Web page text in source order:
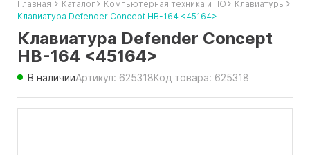
Главная Каталог Компьютерная техника и ПО
Клавиатуры
Клавиатура Defender Concept HB-164 <45164>
Клавиатура Defender Concept
HB-164 <45164>
В наличииАртикул: 625318Код товара: 625318